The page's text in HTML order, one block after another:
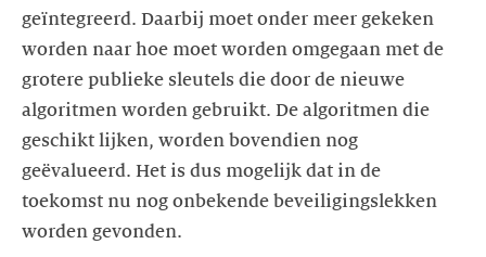
geïntegreerd. Daarbij moet onder meer gekeken
worden naar hoe moet worden omgegaan met de
grotere publieke sleutels die door de nieuwe
algoritmen worden gebruikt. De algoritmen die
geschikt lijken, worden bovendien nog
geëvalueerd. Het is dus mogelijk dat in de
toekomst nu nog onbekende beveiligingslekken
worden gevonden.